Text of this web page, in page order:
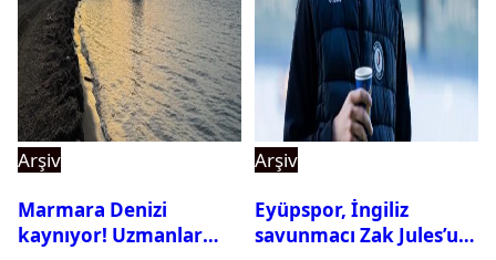
Arşiv
Marmara Denizi
kaynıyor! Uzmanlar
Arşiv
Eyüpspor, İngiliz
savunmacı Zak Jules’u